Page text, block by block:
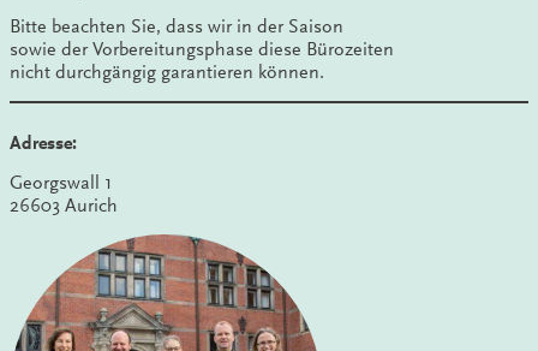
Bitte beachten Sie, dass wir in der Saison
sowie der Vorbereitungsphase diese Bürozeiten
nicht durchgängig garantieren können.
Adresse:
Georgswall 1
26603 Aurich